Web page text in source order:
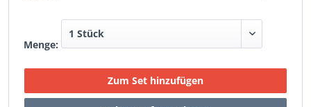
Menge: